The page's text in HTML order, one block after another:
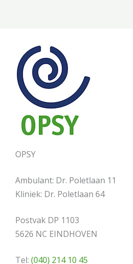
OPSY
Ambulant: Dr. Poletlaan 11
Kliniek: Dr. Poletlaan 64
Postvak DP 1103
5626 NC EINDHOVEN
Tel: (040) 214 10 45